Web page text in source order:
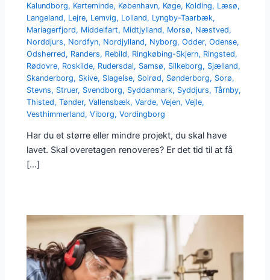
Kalundborg, Kerteminde, København, Køge, Kolding, Læsø,
Langeland, Lejre, Lemvig, Lolland, Lyngby-Taarbæk,
Mariagerfjord, Middelfart, Midtjylland, Morsø, Næstved,
Norddjurs, Nordfyn, Nordjylland, Nyborg,Odder,Odense,
Odsherred, Randers, Rebild, Ringkøbing-Skjern, Ringsted,
Rødovre, Roskilde, Rudersdal, Samsø, Silkeborg, Sjælland,
Skanderborg, Skive, Slagelse, Solrød, Sønderborg, Sorø,
Stevns, Struer, Svendborg, Syddanmark, Syddjurs,Tårnby,
Thisted,Tønder,Vallensbæk,Varde,Vejen,Vejle,
Vesthimmerland,Viborg,Vordingborg
Har du et større eller mindre projekt, du skal have
lavet. Skal overetagen renoveres? Er det tid til at få
[…]